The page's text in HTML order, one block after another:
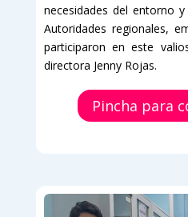
necesidades del entorno
Autoridades regionales,
participaron en este
directora Jenny Rojas.
Pincha para